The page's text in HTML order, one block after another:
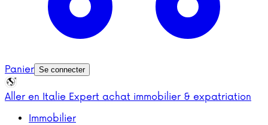
Panier Se connecter
Aller en Italie Expert achat immobilier & expatriation
Immobilier